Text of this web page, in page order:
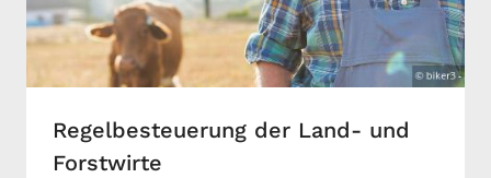
Regelbesteuerung der Land- und
Forstwirte